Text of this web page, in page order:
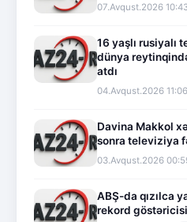
07.Avqust.2026
16 yaşlı rusiyalı
dünya
atdı
04.Avqust.2026 11:06
Davina Makkol
sonra televiziya
03.Avqust.2026
ABŞ-da qızılca
rekord